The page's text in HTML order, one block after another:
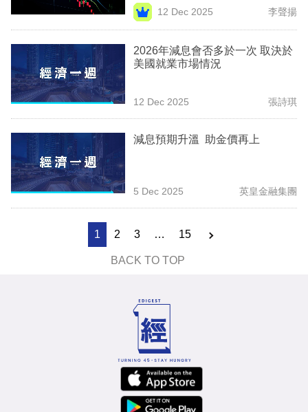
12 Dec 2025 李聲揚
2026年減息會否多於一次 取決於
美國就業市場情況
12 Dec 2025 張詩琪
減息預期升溫 助金價再上
5 Dec 2025 英皇金融集團
1 2 3 … 15
BACK TO TOP